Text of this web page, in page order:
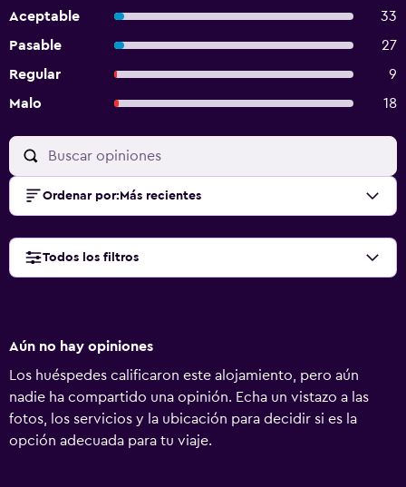
Aceptable
33
Pasable
27
Regular
9
Malo
18
Ordenar por: Más recientes
Todos los filtros
Aún no hay opiniones
Los huéspedes calificaron este alojamiento, pero aún
nadie ha compartido una opinión. Echa un vistazo a las
fotos, los servicios y la ubicación para decidir si es la
opción adecuada para tu viaje.